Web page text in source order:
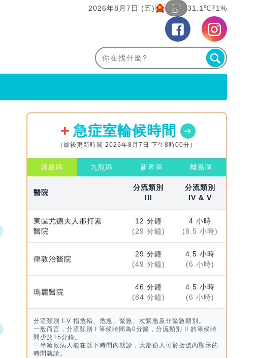
2026年8月7日 (五) 31.1℃71%
急症室輪候時間
（最後更新時間 2026年8月7日 下午8時00分）
港島區 九龍區 新界區 離島區
醫院
分流類別
III
分流類別
IV & V
東區尤德夫人那打素
醫院
12 分鐘
(29 分鐘)
4 小時
(8.5 小時)
律敦治醫院
29 分鐘
(49 分鐘)
4.5 小時
(6 小時)
瑪麗醫院
46 分鐘
(84 分鐘)
4.5 小時
(6 小時)
分流類別 I-V 指危殆、危急、緊急、次緊急及非緊急類別。
一般而言，分流類別 I 等候時間為0分鐘，分流類別 II 的等候時
間少於15分鐘。
一半輪候病人能在以下時間內就診，大部份人可於括號內顯示的
時間就診。